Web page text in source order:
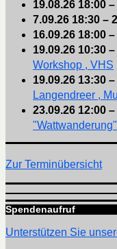
19.08.26 18:00 –
7.09.26 18:30 –
16.09.26 18:00 –
19.09.26 10:30 –
Workshop , VHS
19.09.26 13:30 –
Langendreer ,
23.09.26 12:00 –
Zur Terminübersicht
Spendenaufruf
Unterstützen Sie